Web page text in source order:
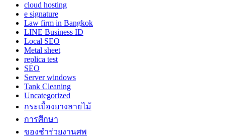
cloud hosting
e signature
Law firm in Bangkok
LINE Business ID
Local SEO
Metal sheet
replica test
SEO
Server windows
Tank Cleaning
Uncategorized
กระเบื้องยางลายไม้
การศึกษา
ของชำร่วยงานศพ